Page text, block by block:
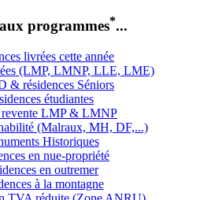
programmes*...
livrées cette année
(LMP, LMNP, LLE, LME)
& résidences Séniors
étudiantes
revente LMP & LMNP
(Malraux, MH, DF,...)
Historiques
en nue-propriété
en outremer
à la montagne